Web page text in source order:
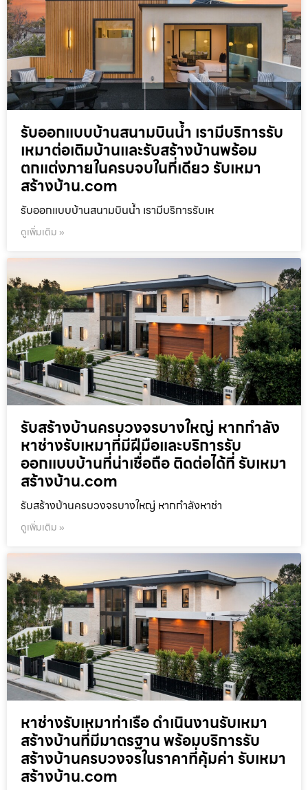
รับออกแบบบ้านสนามบินน้ำ เรามีบริการรับ
เหมาต่อเติมบ้านและรับสร้างบ้านพร้อม
ตกแต่งภายในครบจบในที่เดียว รับเหมา
สร้างบ้าน.com
รับออกแบบบ้านสนามบินน้ำ เรามีบริการรับเห
ดูเพิ่มเติม »
รับสร้างบ้านครบวงจรบางใหญ่ หากกำลัง
หาช่างรับเหมาที่มีฝีมือและบริการรับ
ออกแบบบ้านที่น่าเชื่อถือ ติดต่อได้ที่ รับเหมา
สร้างบ้าน.com
รับสร้างบ้านครบวงจรบางใหญ่ หากกำลังหาช่า
ดูเพิ่มเติม »
หาช่างรับเหมาท่าเรือ ดำเนินงานรับเหมา
สร้างบ้านที่มีมาตรฐาน พร้อมบริการรับ
สร้างบ้านครบวงจรในราคาที่คุ้มค่า รับเหมา
สร้างบ้าน.com